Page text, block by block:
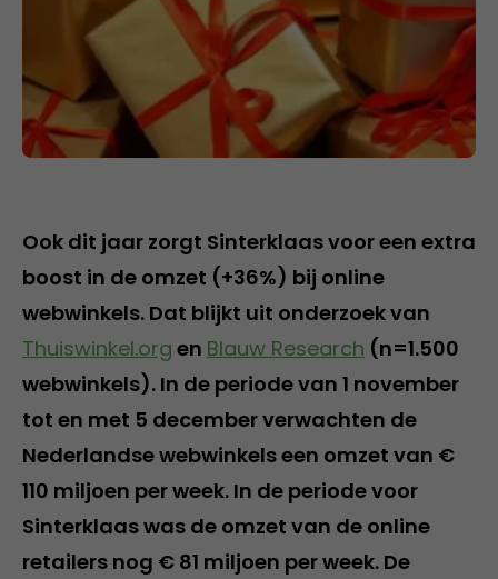
Ook dit jaar zorgt Sinterklaas voor een extra
boost in de omzet (+36%) bij online
webwinkels. Dat blijkt uit onderzoek van
Thuiswinkel.org en Blauw Research (n=1.500
webwinkels). In de periode van 1 november
tot en met 5 december verwachten de
Nederlandse webwinkels een omzet van €
110 miljoen per week. In de periode voor
Sinterklaas was de omzet van de online
retailers nog € 81 miljoen per week. De